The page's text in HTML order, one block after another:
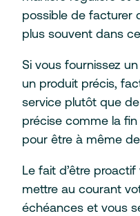
possible de facturer
plus souvent dans
Si vous fournissez
un produit précis,
service plutôt que
précise comme la
pour être à même
Le fait d’être
mettre au courant
échéances et vous